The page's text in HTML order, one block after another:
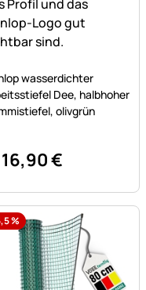
wasserdichter
Dee, halbhoher
olivgrün
16,90€
%